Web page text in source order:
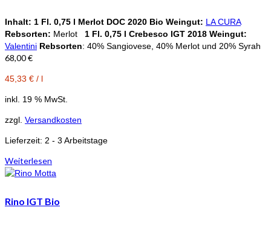
Inhalt: 1 Fl. 0,75 l Merlot DOC 2020 Bio Weingut: LA CURA
Rebsorten: Merlot 1 Fl. 0,75 l Crebesco IGT 2018 Weingut:
Valentini Rebsorten: 40% Sangiovese, 40% Merlot und 20% Syrah
68,00€
45,33 € / l
inkl. 19 % MwSt.
zzgl. Versandkosten
Lieferzeit: 2 - 3 Arbeitstage
Weiterlesen
Rino IGT Bio